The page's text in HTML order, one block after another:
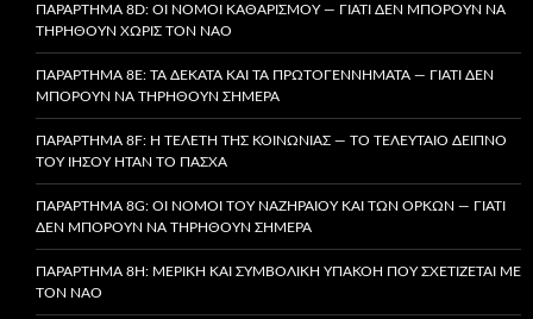
ΠΑΡΆΡΤΗΜΑ 8D: ΟΙ ΝΌΜΟΙ ΚΑΘΑΡΙΣΜΟΎ — ΓΙΑΤΊ ΔΕΝ ΜΠΟΡΟΎΝ ΝΑ
ΤΗΡΗΘΟΎΝ ΧΩΡΊΣ ΤΟΝ ΝΑΌ
ΠΑΡΆΡΤΗΜΑ 8E: ΤΑ ΔΈΚΑΤΑ ΚΑΙ ΤΑ ΠΡΩΤΟΓΕΝΝΉΜΑΤΑ — ΓΙΑΤΊ ΔΕΝ
ΜΠΟΡΟΎΝ ΝΑ ΤΗΡΗΘΟΎΝ ΣΉΜΕΡΑ
ΠΑΡΆΡΤΗΜΑ 8F: Η ΤΕΛΕΤΉ ΤΗΣ ΚΟΙΝΩΝΊΑΣ — ΤΟ ΤΕΛΕΥΤΑΊΟ ΔΕΊΠΝΟ
ΤΟΥ ΙΗΣΟΎ ΉΤΑΝ ΤΟ ΠΆΣΧΑ
ΠΑΡΆΡΤΗΜΑ 8G: ΟΙ ΝΌΜΟΙ ΤΟΥ ΝΑΖΗΡΑΊΟΥ ΚΑΙ ΤΩΝ ΌΡΚΩΝ — ΓΙΑΤΊ
ΔΕΝ ΜΠΟΡΟΎΝ ΝΑ ΤΗΡΗΘΟΎΝ ΣΉΜΕΡΑ
ΠΑΡΆΡΤΗΜΑ 8H: ΜΕΡΙΚΉ ΚΑΙ ΣΥΜΒΟΛΙΚΉ ΥΠΑΚΟΉ ΠΟΥ ΣΧΕΤΊΖΕΤΑΙ ΜΕ
ΤΟΝ ΝΑΌ